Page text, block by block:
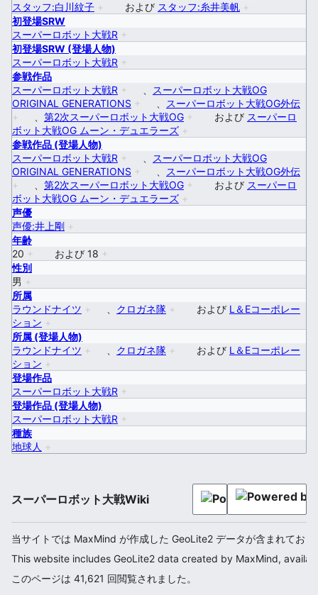
スタッフ:白川紋子 + および スタッフ:糸井美帆 +
初登場SRW
スーパーロボット大戦R +
初登場SRW (登場人物)
スーパーロボット大戦R +
参戦作品
スーパーロボット大戦R +
スーパーロボット大戦OG
ORIGINAL GENERATIONS +
スーパーロボット大戦OG外伝
+
第2次スーパーロボット大戦OG + および スーパーロ
ボット大戦OG ムーン・デュエラーズ +
参戦作品 (登場人物)
スーパーロボット大戦R +
スーパーロボット大戦OG
ORIGINAL GENERATIONS +
スーパーロボット大戦OG外伝
+
第2次スーパーロボット大戦OG + および スーパーロ
ボット大戦OG ムーン・デュエラーズ +
声優
声優:井上剛 +
年齢
20 + および 18 +
性別
男 +
所属
ラウンドナイツ + クロガネ隊 + および L＆Eコーポレー
ション +
所属 (登場人物)
ラウンドナイツ + クロガネ隊 + および L＆Eコーポレー
ション +
登場作品
スーパーロボット大戦R +
登場作品 (登場人物)
スーパーロボット大戦R +
種族
地球人
+
スーパーロボット大戦Wiki
当サイトでは MaxMind が作成した GeoLite2 データが含まれてお
This website includes GeoLite2 data created by MaxMind,
このページは 41,621 回閲覧されました。